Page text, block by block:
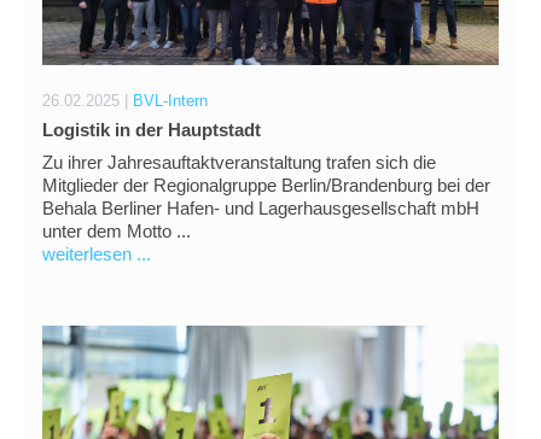
26.02.2025 | BVL-Intern
Logistik in der Hauptstadt
Zu ihrer Jahresauftaktveranstaltung trafen sich die
Mitglieder der Regionalgruppe Berlin/Brandenburg bei der
Behala Berliner Hafen- und Lagerhausgesellschaft mbH
unter dem Motto ...
weiterlesen ...